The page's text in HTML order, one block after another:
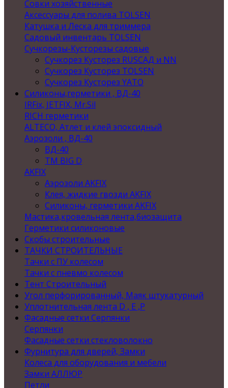
Совки хозяйственные
Аксессуары для полива TOLSEN
Катушка и Леска для триммера
Садовый инвентарь TOLSEN
Сучкорезы-Кусторезы садовые
Сучкорез Кусторез RUSСАД и NN
Сучкорез Кусторез TOLSEN
Сучкорез Кусторез YATO
Силиконы,герметики , ВД-40
IRFix, JETFIX, Mr.Sil
RICH герметики
ALTECO, Атлет и клей эпоксидный
Аэрозоли , ВД-40
ВД-40
TM BIG D
AKFIX
Аэрозоли AKFIX
Клея, жидкие гвозди AKFIX
Силиконы, герметики AKFIX
Мастика,кровельная лента,биозащита
Герметики силиконовые
Скобы строительные
ТАЧКИ СТРОИТЕЛЬНЫЕ
Тачки с ПУ колесом
Тачки с пневмо колесом
Тент Строительный
Угол перфорированный, Маяк штукатурный
Уплотнительная лента D , Е ,P
Фасадные сетки Серпянки
Серпянки
Фасадные сетки стекловолокно
Фурнитура для дверей, Замки
Колеса для оборудования и мебели
Замки АЛЛЮР
Петли